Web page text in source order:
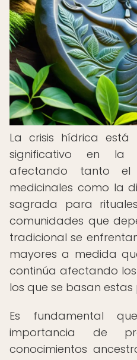
La crisis hídrica está
significativo en la
afectando tanto
medicinales como la
sagrada para
comunidades que
tradicional se
mayores a medida
continúa afectando
los que se basan
Es fundamental
importancia de
conocimientos